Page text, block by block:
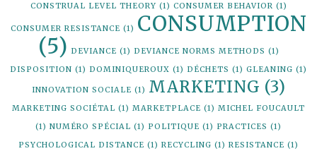
CONSTRUAL LEVEL THEORY (1) CONSUMER BEHAVIOR (1)
CONSUMER RESISTANCE (1) CONSUMPTION
(5) DEVIANCE (1) DEVIANCE NORMS METHODS (1)
DISPOSITION (1) DOMINIQUEROUX (1) DÉCHETS (1) GLEANING (1)
INNOVATION SOCIALE (1) MARKETING (3)
MARKETING SOCIÉTAL (1) MARKETPLACE (1) MICHEL FOUCAULT
(1) NUMÉRO SPÉCIAL (1) POLITIQUE (1) PRACTICES (1)
PSYCHOLOGICAL DISTANCE (1) RECYCLING (1) RESISTANCE (1)